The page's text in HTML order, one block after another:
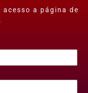
a página de
.